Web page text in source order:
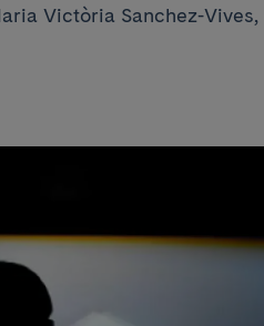
Victòria Sanchez-Vives,